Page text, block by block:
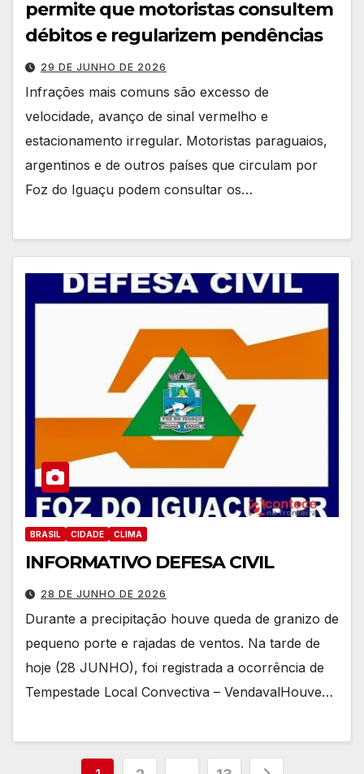
permite que motoristas consultem
débitos e regularizem pendências
29 DE JUNHO DE 2026
Infrações mais comuns são excesso de
velocidade, avanço de sinal vermelho e
estacionamento irregular. Motoristas paraguaios,
argentinos e de outros países que circulam por
Foz do Iguaçu podem consultar os…
BRASIL CIDADE CLIMA
INFORMATIVO DEFESA CIVIL
28 DE JUNHO DE 2026
Durante a precipitação houve queda de granizo de
pequeno porte e rajadas de ventos. Na tarde de
hoje (28 JUNHO), foi registrada a ocorrência de
Tempestade Local Convectiva – VendavalHouve…